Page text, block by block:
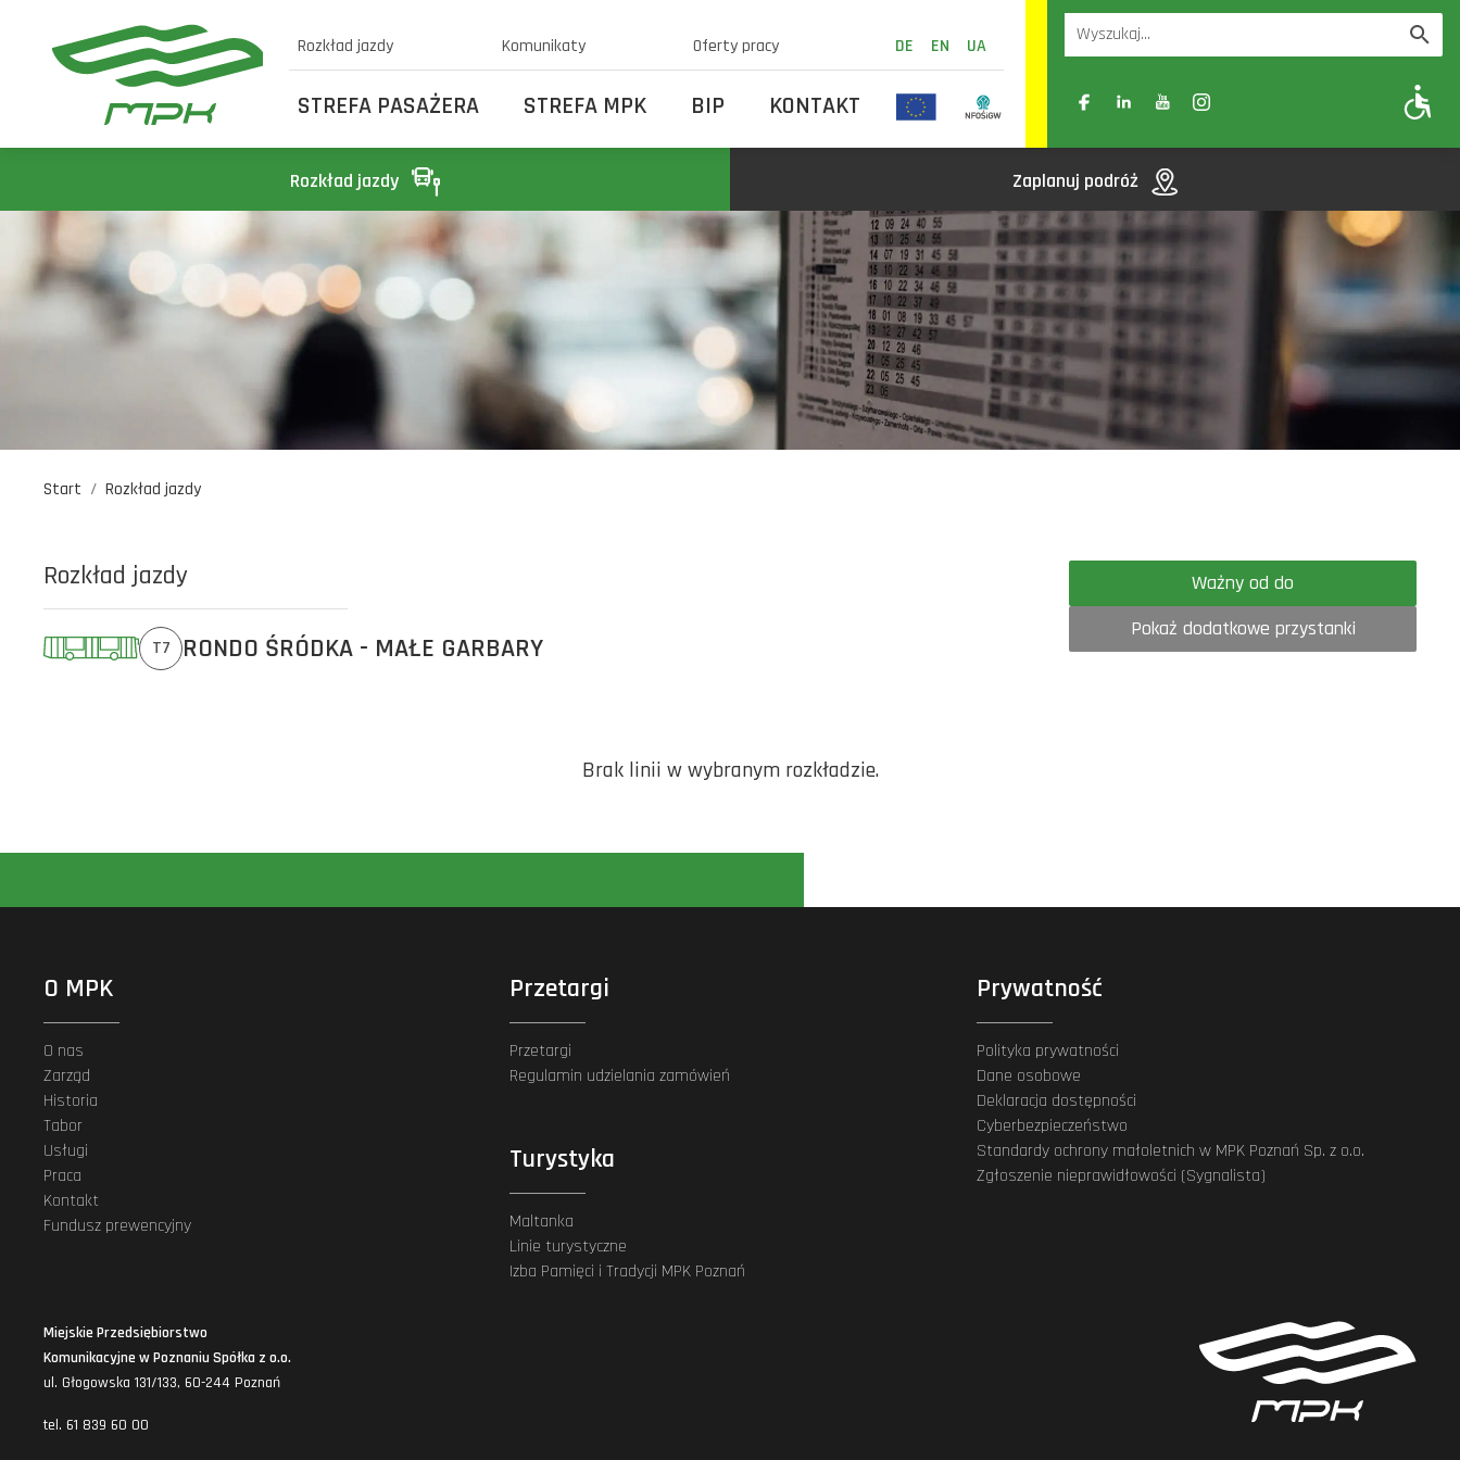
Rozkład jazdy Komunikaty Oferty pracy DE EN UA
STREFA PASAŻERA STREFA MPK BIP KONTAKT A- A A+
Rozkład jazdy Zaplanuj podróż
Start Rozkład jazdy
Rozkład jazdy
T7 RONDO ŚRÓDKA - MAŁE GARBARY
Ważny od do
Pokaż dodatkowe przystanki
Brak linii w wybranym rozkładzie.
O MPK
O nas
Zarząd
Historia
Tabor
Usługi
Praca
Kontakt
Fundusz prewencyjny
Przetargi
Przetargi
Regulamin udzielania zamówień
Turystyka
Maltanka
Linie turystyczne
Izba Pamięci i Tradycji MPK Poznań
Prywatność
Polityka prywatności
Dane osobowe
Deklaracja dostępności
Cyberbezpieczeństwo
Standardy ochrony małoletnich w MPK Poznań Sp. z o.o.
Zgłoszenie nieprawidłowości (Sygnalista)
Miejskie Przedsiębiorstwo
Komunikacyjne w Poznaniu Spółka z o.o.
ul. Głogowska 131/133, 60-244 Poznań
tel. 61 839 60 00